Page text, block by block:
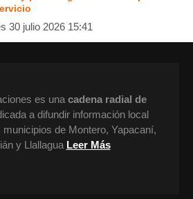
30 julio 2026 15:41
es una cadena radial de
a difundir información local
de Montero, Yapacaní,
y Llallagua Leer Más